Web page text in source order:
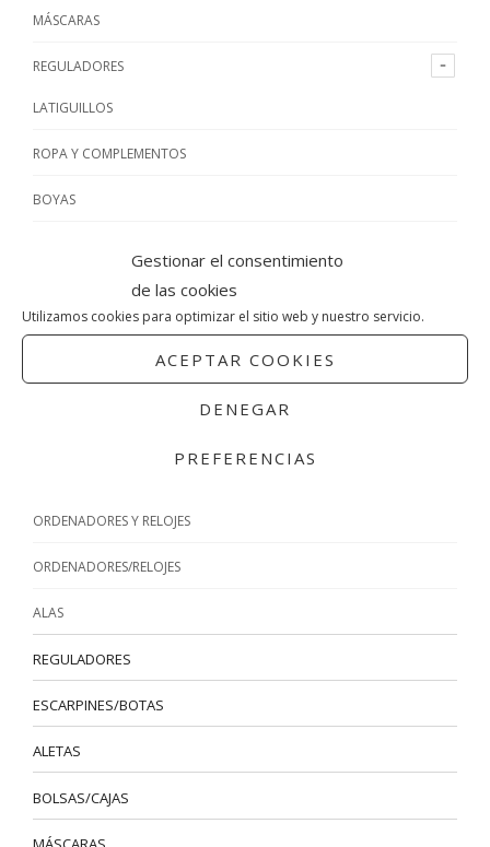
Gestionar el consentimiento
de las cookies
Utilizamos cookies para optimizar el sitio web y nuestro servicio.
ACEPTAR COOKIES
DENEGAR
PREFERENCIAS
MÁSCARAS
REGULADORES
LATIGUILLOS
ROPA Y COMPLEMENTOS
BOYAS
CHALECOS DE BUCEO
BOLSAS Y CAJAS
ESCARPINES Y BOTAS
ORDENADORES Y RELOJES
ORDENADORES/RELOJES
ALAS
REGULADORES
ESCARPINES/BOTAS
ALETAS
BOLSAS/CAJAS